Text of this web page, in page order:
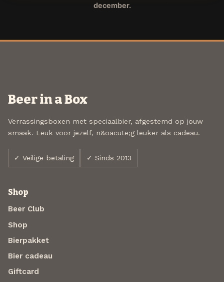
december.
Beer in a Box
Verrassingsboxen met speciaalbier, afgestemd op jouw
smaak. Leuk voor jezelf, n&oacute;g leuker als cadeau.
✓ Veilige betaling ✓ Sinds 2013
Shop
Beer Club
Shop
Bierpakket
Bier cadeau
Giftcard